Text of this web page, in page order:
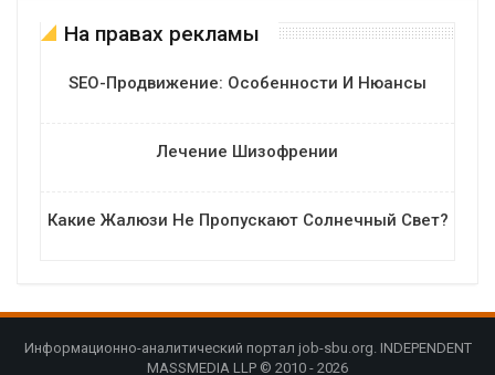
На правах рекламы
SEO-Продвижение: Особенности И Нюансы
Лечение Шизофрении
Какие Жалюзи Не Пропускают Солнечный Свет?
Информационно-аналитический портал job-sbu.org. INDEPENDENT
MASSMEDIA LLP © 2010 - 2026